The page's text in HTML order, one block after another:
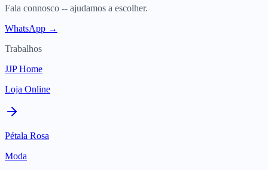
Fala connosco -- ajudamos a escolher.
WhatsApp →
Trabalhos
JJP Home
Loja Online
Pétala Rosa
Moda